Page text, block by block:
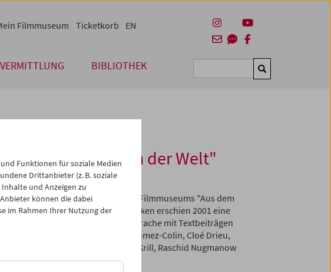
BIBLIOTHEK Suchen
Filmmuseum Ticketkorb EN
"Aus dem Herzen der Welt"
und des Österreichischen Filmmuseums "Aus dem
der zentralasiatischen Republiken erschien 2001 eine
in deutscher und englischer Sprache mit Textbeiträgen
Abekejewa, Eva Binder, Gönül Dönmez-Colin, Cloé Drieu,
Golownja, Willi Karow, Herbert Krill, Raschid Nugmanow
Funktionen für soziale Medien
Drittanbieter (z. B. soziale
und Anzeigen zu
können die dabei
im Rahmen Ihrer Nutzung der